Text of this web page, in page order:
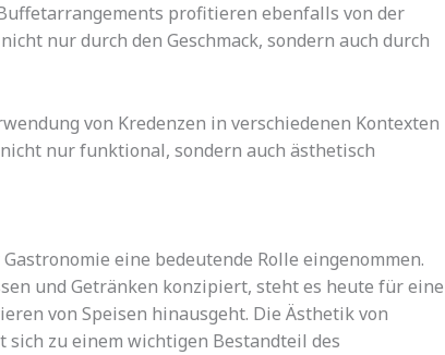
profitieren ebenfalls von der
nur durch den Geschmack, sondern auch durch
von Kredenzen in verschiedenen Kontexten
nur funktional, sondern auch ästhetisch
eine bedeutende Rolle eingenommen.
und Getränken konzipiert, steht es heute für eine
von Speisen hinausgeht. Die Ästhetik von
zu einem wichtigen Bestandteil des